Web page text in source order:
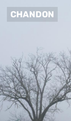
CHANDON